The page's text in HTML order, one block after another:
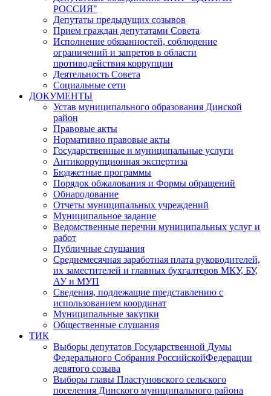
РОССИЯ"
Депутаты предыдущих созывов
Прием граждан депутатами Совета
Исполнение обязанностей, соблюдение
ограничений и запретов в области
противодействия коррупции
Деятельность Совета
Социальные сети
ДОКУМЕНТЫ
Устав муниципального образования Динской
район
Правовые акты
Нормативно правовые акты
Государственные и муниципальные услуги
Антикоррупционная экспертиза
Бюджетные программы
Порядок обжалования и Формы обращений
Обнародование
Отчеты муниципальных учреждений
Муниципальное задание
Ведомственные перечни муниципальных услуг и
работ
Публичные слушания
Среднемесячная заработная плата руководителей,
их заместителей и главных бухгалтеров МКУ, БУ,
АУ и МУП
Сведения, подлежащие представлению с
использованием координат
Муниципальные закупки
Общественные слушания
ТИК
Выборы депутатов Государственной Думы
Федерального Собрания РоссийскойФедерации
девятого созыва
Выборы главы Пластуновского сельского
поселения Динского муниципального района